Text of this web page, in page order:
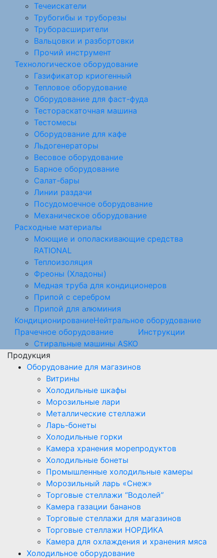
Течеискатели
Трубогибы и труборезы
Труборасширители
Вальцовки и разбортовки
Прочий инструмент
Технологическое оборудование
Газификатор криогенный
Тепловое оборудование
Оборудование для фаст-фуда
Тестораскаточная машина
Тестомесы
Оборудование для кафе
Льдогенераторы
Весовое оборудование
Барное оборудование
Салат-бары
Линии раздачи
Посудомоечное оборудование
Механическое оборудование
Расходные материалы
Моющие и ополаскивающие средства
RATIONAL
Теплоизоляция
Фреоны (Хладоны)
Медная труба для кондиционеров
Припой с серебром
Припой для алюминия
КондиционированиеНейтральное оборудование
Прачечное оборудование
Стиральные машины ASKO
Инструкции
Продукция
Оборудование для магазинов
Витрины
Холодильные шкафы
Морозильные лари
Металлические стеллажи
Ларь-бонеты
Холодильные горки
Камера хранения морепродуктов
Холодильные бонеты
Промышленные холодильные камеры
Морозильный ларь «Снеж»
Торговые стеллажи “Водолей”
Камера газации бананов
Торговые стеллажи для магазинов
Торговые стеллажи НОРДИКА
Камера для охлаждения и хранения мяса
Холодильное оборудование